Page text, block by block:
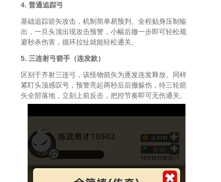
4. 普通追踪弓
基础追踪箭矢攻击，机制简单易预判。全程贴身压制输
出，一旦头顶出现攻击预警，小幅后撤一步即可轻松规
避秒杀伤害，循环拉扯就能轻松通关。
5. 三连射弓箭手（连发款）
区别于齐射三连弓，该怪物箭矢为逐发连发释放。同样
紧盯头顶感叹号，预警亮起两秒后后撤躲伤，待三轮箭
矢全部落地，立刻上前反击，把控节奏即可无伤通关。